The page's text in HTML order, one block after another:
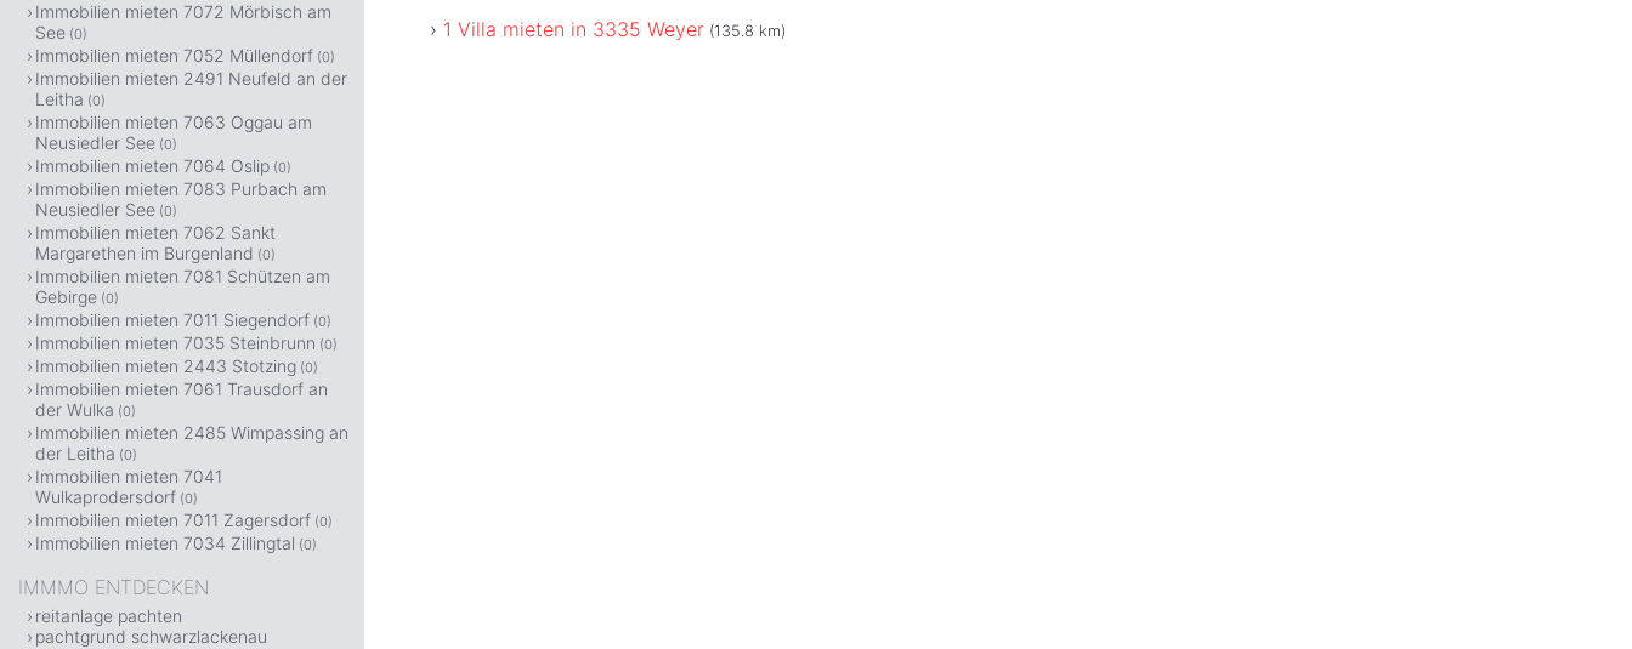
1 Villa mieten in 3335 Weyer (135.8 km)
Immobilien mieten 7072 Mörbisch am
See (0)
Immobilien mieten 7052 Müllendorf (0)
Immobilien mieten 2491 Neufeld an der
Leitha (0)
Immobilien mieten 7063 Oggau am
Neusiedler See (0)
Immobilien mieten 7064 Oslip (0)
Immobilien mieten 7083 Purbach am
Neusiedler See (0)
Immobilien mieten 7062 Sankt
Margarethen im Burgenland (0)
Immobilien mieten 7081 Schützen am
Gebirge (0)
Immobilien mieten 7011 Siegendorf (0)
Immobilien mieten 7035 Steinbrunn (0)
Immobilien mieten 2443 Stotzing (0)
Immobilien mieten 7061 Trausdorf an
der Wulka (0)
Immobilien mieten 2485 Wimpassing an
der Leitha (0)
Immobilien mieten 7041
Wulkaprodersdorf (0)
Immobilien mieten 7011 Zagersdorf (0)
Immobilien mieten 7034 Zillingtal (0)
IMMMO ENTDECKEN
reitanlage pachten
pachtgrund schwarzlackenau